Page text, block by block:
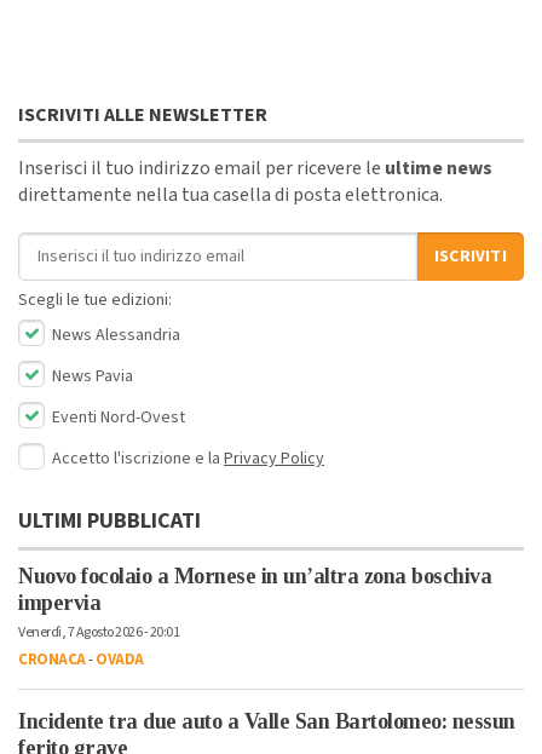
ISCRIVITI ALLE NEWSLETTER
Inserisci il tuo indirizzo email per ricevere le ultime news
direttamente nella tua casella di posta elettronica.
Indirizzo email
ISCRIVITI
Scegli le tue edizioni:
News Alessandria
News Pavia
Eventi Nord-Ovest
Accetto l'iscrizione e la Privacy Policy
ULTIMI PUBBLICATI
Nuovo focolaio a Mornese in un’altra zona boschiva
impervia
Venerdì, 7 Agosto 2026 - 20:01
CRONACA-OVADA
Incidente tra due auto a Valle San Bartolomeo: nessun
ferito grave